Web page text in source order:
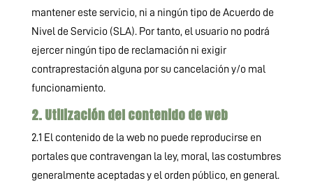
mantener este servicio, ni a ningún tipo de Acuerdo de
Nivel de Servicio (SLA). Por tanto, el usuario no podrá
ejercer ningún tipo de reclamación ni exigir
contraprestación alguna por su cancelación y/o mal
funcionamiento.
2. Utilización del contenido de web
2.1 El contenido de la web no puede reproducirse en
portales que contravengan la ley, moral, las costumbres
generalmente aceptadas y el orden público, en general.